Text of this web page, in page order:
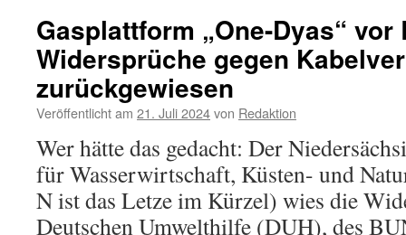
Gasplattform „One-Dyas“ vor
Widersprüche gegen
zurückgewiesen
Veröffentlicht am 21. Juli 2024von Redaktion
Wer hätte das gedacht: Der
für Wasserwirtschaft, Küsten- und
N ist das Letze im Kürzel) wies die
Deutschen Umwelthilfe (DUH), des